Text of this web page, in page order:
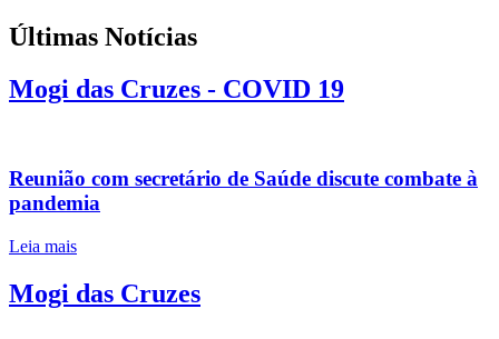
Últimas Notícias
Mogi das Cruzes - COVID 19
Reunião com secretário de Saúde discute combate à
pandemia
Leia mais
Mogi das Cruzes